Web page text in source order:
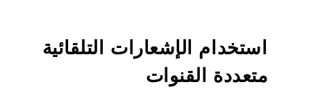
استخدام الإشعارات التلقائية
متعددة القنوات